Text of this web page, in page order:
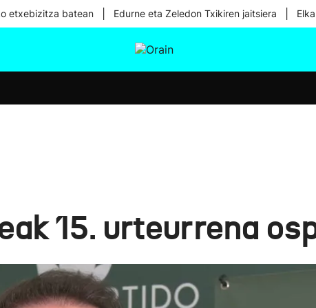
etxebizitza batean Edurne eta Zeledon Txikiren jaitsiera
15. urteurrena